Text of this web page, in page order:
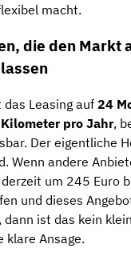
macht.
die den Markt
Leasing auf24
pro Jahr,
Der eigentliche
Wenn andere
um 245 Euro
und dieses
ist das kein
klare Ansage.